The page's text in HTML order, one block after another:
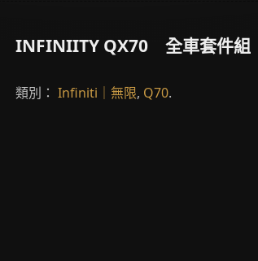
INFINIITY QX70 全車套件組
類別： Infiniti｜無限, Q70.